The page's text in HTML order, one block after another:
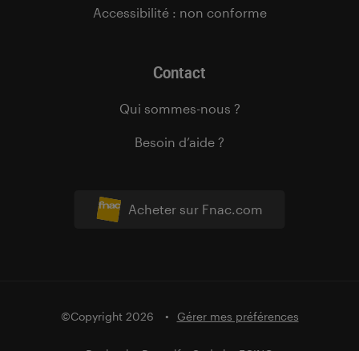
Acheter sur Fnac.com
Accessibilité : non conforme
Contact
Qui sommes-nous ?
Besoin d’aide ?
©Copyright 2026 Gérer mes préférences